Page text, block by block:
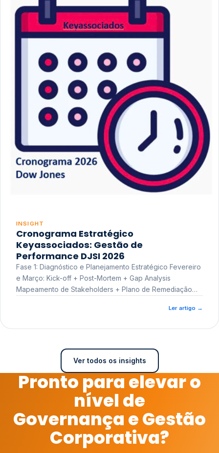
INSIGHT
Cronograma Estratégico
Keyassociados: Gestão de
Performance DJSI 2026
Fase 1: Diagnóstico e Planejamento Estratégico Fevereiro
e Março: Kick-off + Post-Mortem + Gap Analysis
Mapeamento de Stakeholders + Plano de Remediação
Ler artigo →
Ver todos os insights
Pronto para elevar o
nível de
Governança e Gestão
Corporativa?